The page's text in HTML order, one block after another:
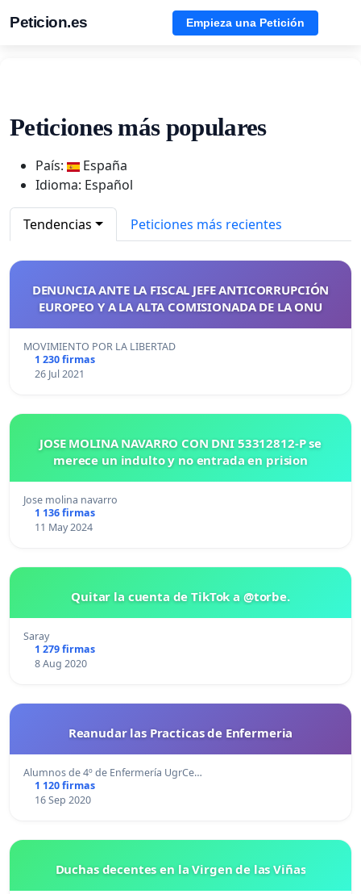
Peticion.es Empieza una Petición
Peticiones más populares
País:
España
Idioma: Español
Tendencias Peticiones más recientes
DENUNCIA ANTE LA FISCAL JEFE ANTICORRUPCIÓN
EUROPEO Y A LA ALTA COMISIONADA DE LA ONU
MOVIMIENTO POR LA LIBERTAD
1 230 firmas
26 Jul 2021
JOSE MOLINA NAVARRO CON DNI 53312812-P se
merece un indulto y no entrada en prision
Jose molina navarro
1 136 firmas
11 May 2024
Quitar la cuenta de TikTok a @torbe.
Saray
1 279 firmas
8 Aug 2020
Reanudar las Practicas de Enfermeria
Alumnos de 4º de Enfermería UgrCe…
1 120 firmas
16 Sep 2020
Duchas decentes en la Virgen de las Viñas